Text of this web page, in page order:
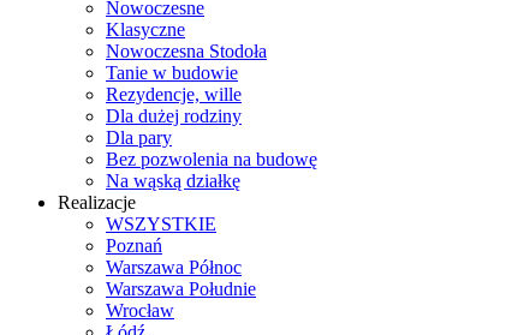
Nowoczesne
Klasyczne
Nowoczesna Stodoła
Tanie w budowie
Rezydencje, wille
Dla dużej rodziny
Dla pary
Bez pozwolenia na budowę
Na wąską działkę
Realizacje
WSZYSTKIE
Poznań
Warszawa Północ
Warszawa Południe
Wrocław